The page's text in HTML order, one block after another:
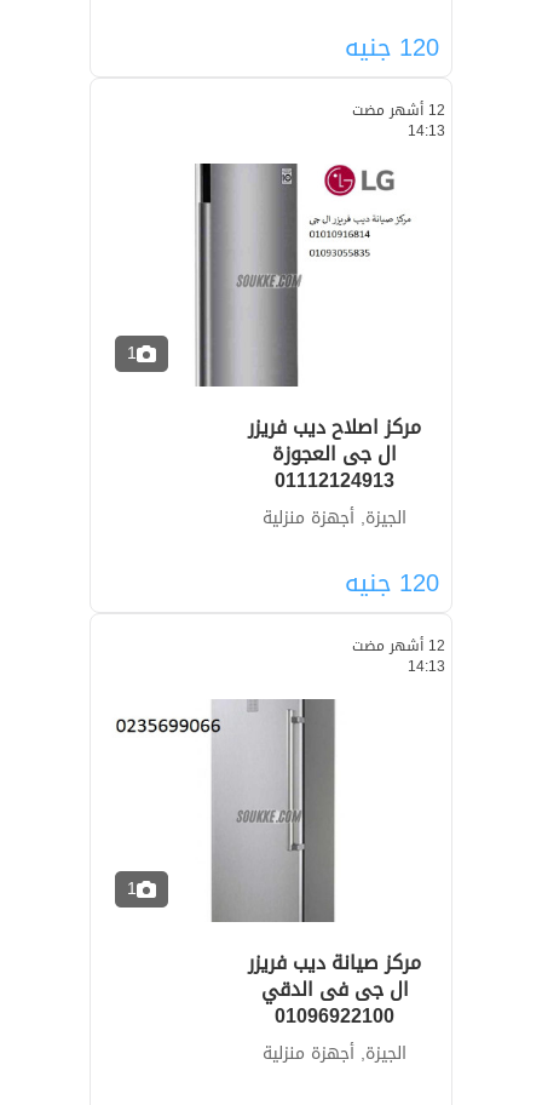
120 جنيه
12 أشهر مضت
14:13
1
مركز اصلاح ديب فريزر
ال جى العجوزة
01112124913
الجيزة, أجهزة منزلية
120 جنيه
12 أشهر مضت
14:13
1
مركز صيانة ديب فريزر
ال جى فى الدقي
01096922100
الجيزة, أجهزة منزلية